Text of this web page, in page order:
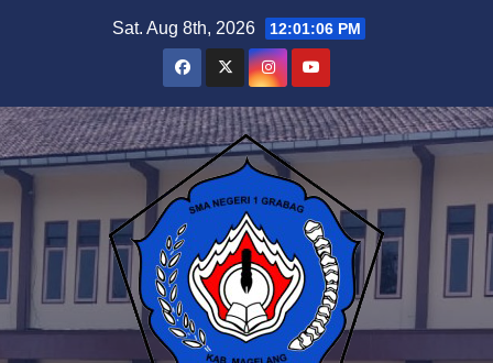
Sat. Aug 8th, 2026 12:01:06 PM